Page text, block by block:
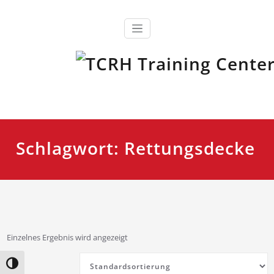
Umschalten auf hohe Kontraste
TCRH Training Center Retten
und Helfen
Schlagwort: Rettungsdecke
Einzelnes Ergebnis wird angezeigt